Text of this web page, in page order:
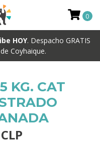
HOY. Despacho GRATIS
Coyhaique.
0
KG. CAT